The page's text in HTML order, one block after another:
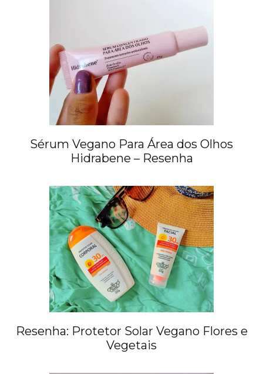
Sérum Vegano Para Área dos Olhos
Hidrabene – Resenha
Resenha: Protetor Solar Vegano Flores e
Vegetais